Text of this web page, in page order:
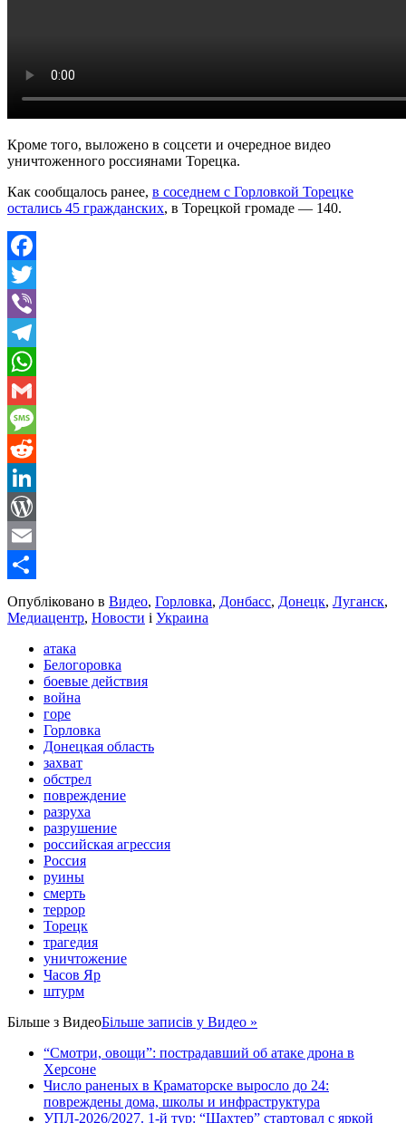
Кроме того, выложено в соцсети и очередное видео
уничтоженного россиянами Торецка.
Как сообщалось ранее, в соседнем с Горловкой Торецке
остались 45 гражданских, в Торецкой громаде — 140.
Facebook
Twitter
Viber
Telegram
WhatsApp
Gmail
Message
Reddit
LinkedIn
WordPress
Email
Share
Опубліковано в Видео, Горловка, Донбасс, Донецк, Луганск,
Медиацентр, Новости і Украина
атака
Белогоровка
боевые действия
война
горе
Горловка
Донецкая область
захват
обстрел
повреждение
разруха
разрушение
российская агрессия
Россия
руины
смерть
террор
Торецк
трагедия
уничтожение
Часов Яр
штурм
Більше з ВидеоБільше записів у Видео »
“Смотри, овощи”: пострадавший об атаке дрона в
Херсоне
Число раненых в Краматорске выросло до 24:
повреждены дома, школы и инфраструктура
УПЛ-2026/2027. 1-й тур: “Шахтер” стартовал с яркой